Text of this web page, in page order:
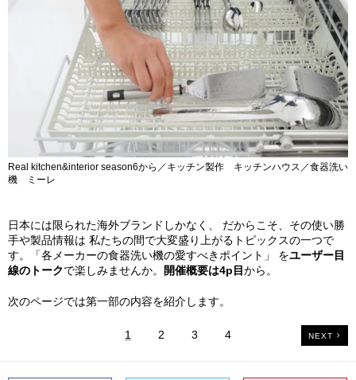
Real kitchen&interior season6から／キッチン製作 キッチンハウス／食器洗い
機 ミーレ
日本には限られた海外ブランドしかなく、 だからこそ、その使い勝
手や製品情報は 私たちの間で大変盛り上がるトピックスの一つで
す。「各メーカーの食器洗い機の愛すべきポイント」 をユーザー目
線のトークで楽しみませんか。 開催概要は4p目から。
次のページでは第一部の内容を紹介します。
NEXT
1 2 3 4